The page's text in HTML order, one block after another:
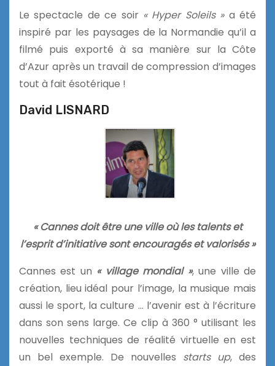
Le spectacle de ce soir « Hyper Soleils »a été
inspiré par les paysages de la Normandie qu’il a
filmé puis exporté à sa manière sur la Côte
d’Azur après un travail de compression d’images
tout à fait ésotérique !
David LISNARD
« Cannes doit être une ville où les talents et
l’esprit d’initiative sont encouragés et valorisés »
Cannes est un « village mondial », une ville de
création, lieu idéal pour l’image, la musique mais
aussi le sport, la culture … l’avenir est à l’écriture
dans son sens large. Ce clip à 360 ° utilisant les
nouvelles techniques de réalité virtuelle en est
un bel exemple. De nouvelles starts up, des